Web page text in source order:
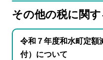
その他の税に関
令和７年度和水町定額
付）について